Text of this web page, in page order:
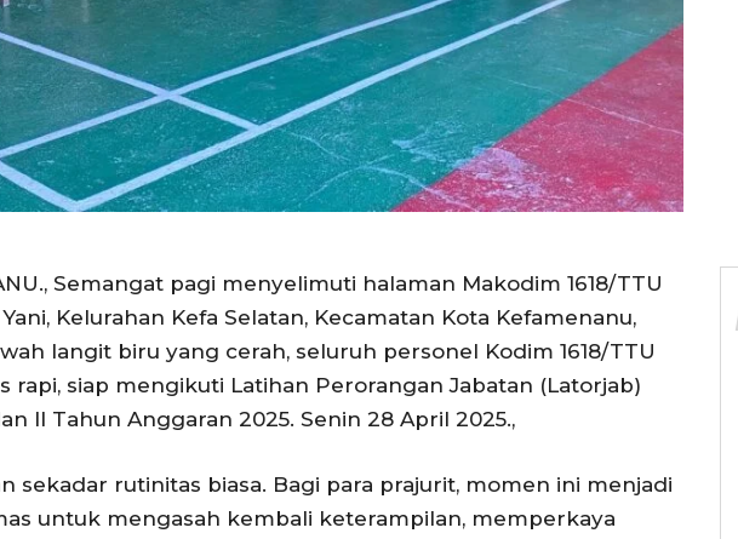
Semangat pagi menyelimuti halaman Makodim 1618/TTU
Kelurahan Kefa Selatan, Kecamatan Kota Kefamenanu,
langit biru yang cerah, seluruh personel Kodim 1618/TTU
rapi, siap mengikuti Latihan Perorangan Jabatan (Latorjab)
II Tahun Anggaran 2025. Senin 28 April 2025.,
sekadar rutinitas biasa. Bagi para prajurit, momen ini menjadi
untuk mengasah kembali keterampilan, memperkaya